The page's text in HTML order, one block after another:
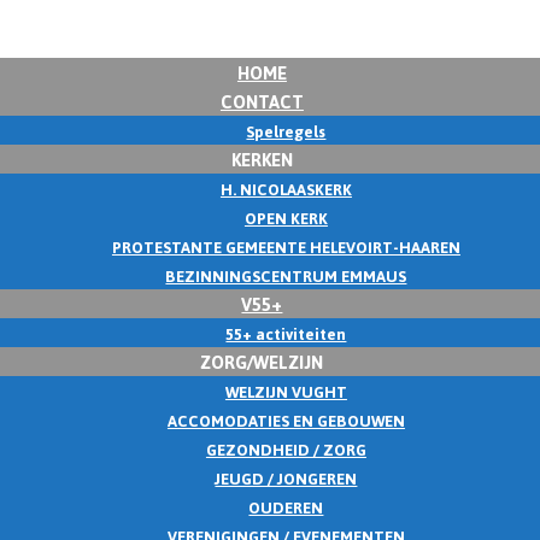
HOME
CONTACT
Spelregels
KERKEN
H. NICOLAASKERK
OPEN KERK
PROTESTANTE GEMEENTE HELEVOIRT-HAAREN
BEZINNINGSCENTRUM EMMAUS
V55+
55+ activiteiten
ZORG/WELZIJN
WELZIJN VUGHT
ACCOMODATIES EN GEBOUWEN
GEZONDHEID / ZORG
JEUGD / JONGEREN
OUDEREN